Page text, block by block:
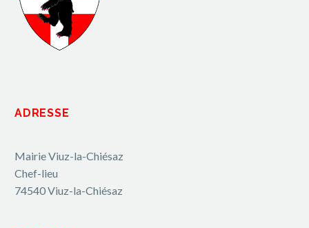
ADRESSE
Mairie Viuz-la-Chiésaz
Chef-lieu
74540 Viuz-la-Chiésaz